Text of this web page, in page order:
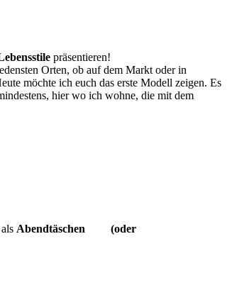
präsentieren!
Orten, ob auf dem Markt oder in
möchte ich euch das erste Modell zeigen. Es
hier wo ich wohne, die mit dem
Abendtäschen (oder